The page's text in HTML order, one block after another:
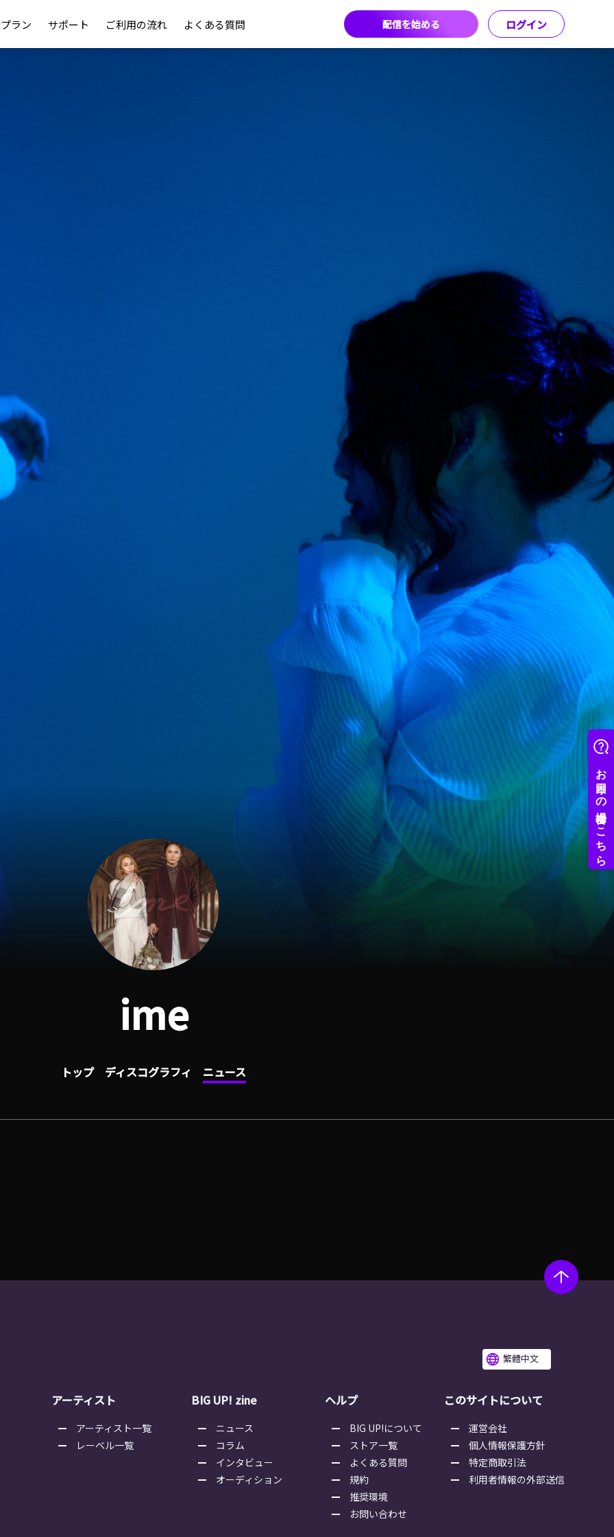
ラン サポート ご利用の流れ よくある質問 配信を始める ログイン
ime
トップ ディスコグラフィ ニュース
繁體中文
アーティスト
アーティスト一覧
レーベル一覧
BIG UP! zine
ニュース
コラム
インタビュー
オーディション
ヘルプ
BIG UP!について
ストア一覧
よくある質問
規約
推奨環境
お問い合わせ
このサイトについて
運営会社
個人情報保護方針
特定商取引法
利用者情報の外部送信